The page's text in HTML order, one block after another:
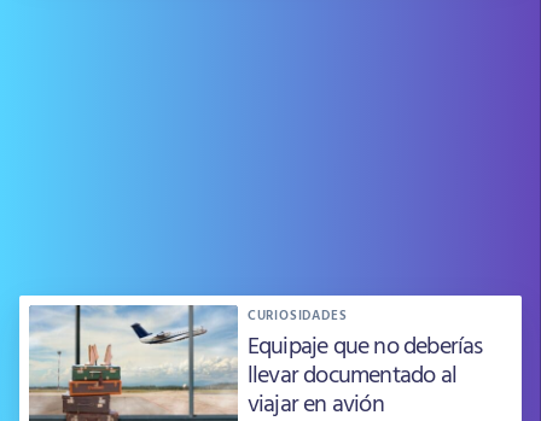
CURIOSIDADES
Equipaje que no deberías
llevar documentado al
viajar en avión